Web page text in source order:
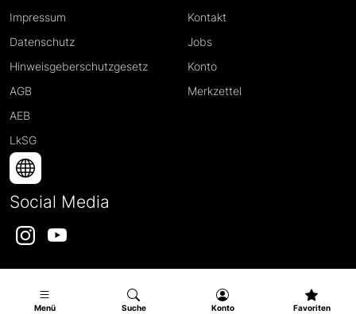
Menü Suche Konto Favoriten
Impressum
Datenschutz
Hinweisgeberschutzgesetz
AGB
AEB
LkSG
Kontakt
Jobs
Konto
Merkzettel
Social Media
InstagramYouTube